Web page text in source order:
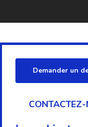
Demander un